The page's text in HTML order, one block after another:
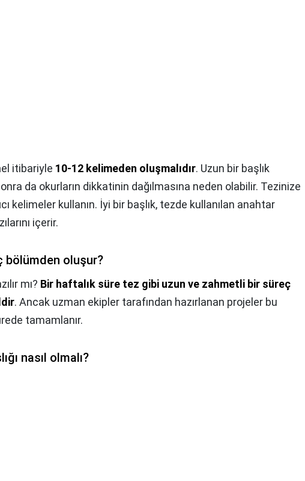
itibariyle 10-12 kelimeden oluşmalıdır. Uzun bir başlık
da okurların dikkatinin dağılmasına neden olabilir. Tezinize
kelimeler kullanın. İyi bir başlık, tezde kullanılan anahtar
içerir.
bölümden oluşur?
mı? Bir haftalık süre tez gibi uzun ve zahmetli bir süreç
. Ancak uzman ekipler tarafından hazırlanan projeler bu
tamamlanır.
nasıl olmalı?